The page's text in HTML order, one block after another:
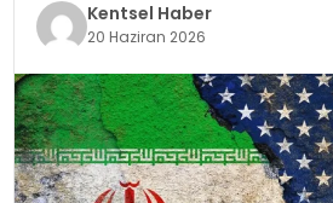
MAGAZIN
KÜLTÜR & SANAT
SPOR
Kentsel Haber
20 Haziran 2026